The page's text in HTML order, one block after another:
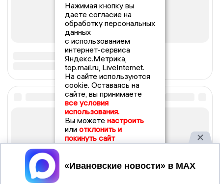
Нажимая кнопку вы
даете согласие на
обработку персональных
данных
с использованием
интернет-сервиса
Яндекс.Метрика,
top.mail.ru, LiveInternet.
На сайте используются
cookie. Оставаясь на
сайте, вы принимаете
все условия
использования.
Вы можете настроить
или отклонить и
покинуть сайт
Принять